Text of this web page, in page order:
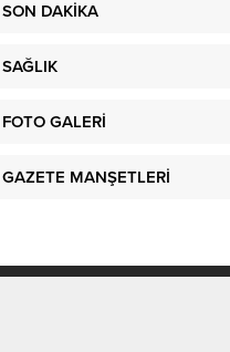
SON DAKİKA
SAĞLIK
FOTO GALERİ
GAZETE MANŞETLERİ